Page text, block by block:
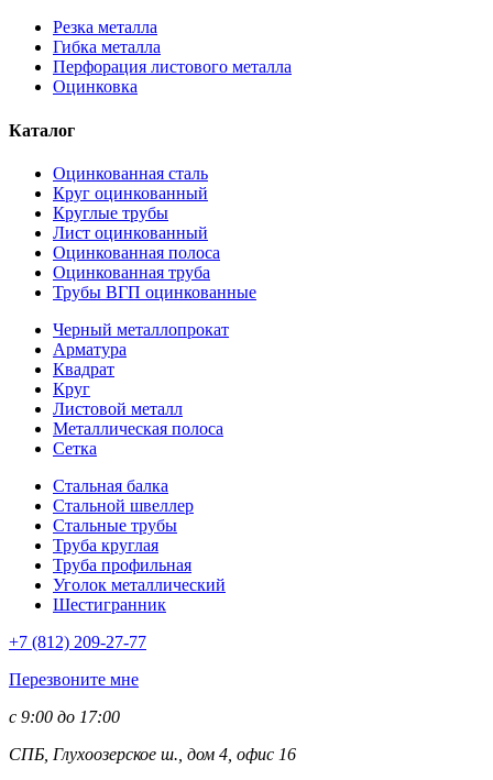
Резка металла
Гибка металла
Перфорация листового металла
Оцинковка
Каталог
Оцинкованная сталь
Круг оцинкованный
Круглые трубы
Лист оцинкованный
Оцинкованная полоса
Оцинкованная труба
Трубы ВГП оцинкованные
Черный металлопрокат
Арматура
Квадрат
Круг
Листовой металл
Металлическая полоса
Сетка
Стальная балка
Стальной швеллер
Стальные трубы
Труба круглая
Труба профильная
Уголок металлический
Шестигранник
+7 (812) 209-27-77
Перезвоните мне
с 9:00 до 17:00
СПБ, Глухоозерское ш., дом 4, офис 16